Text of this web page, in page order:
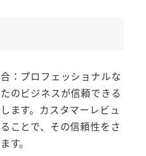
：プロフェッショナルな
のビジネスが信頼できる
ます。カスタマーレビュ
ことで、その信頼性をさ
す。